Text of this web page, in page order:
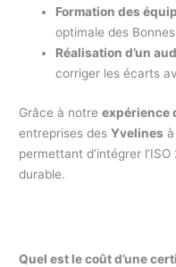
Formation des
optimale des
Réalisation d’un
corriger les écarts
Grâce à notreexpérience
entreprises desYvelines
permettant d’intégrer
durable.
Quel est le coût d’une